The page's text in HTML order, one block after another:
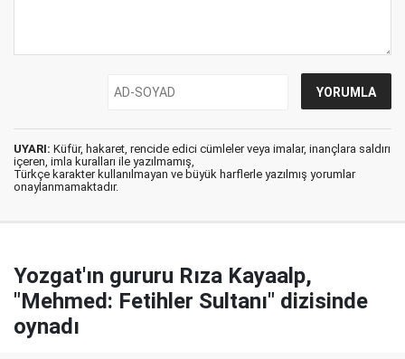
UYARI: Küfür, hakaret, rencide edici cümleler veya imalar, inançlara saldırı
içeren, imla kuralları ile yazılmamış,
Türkçe karakter kullanılmayan ve büyük harflerle yazılmış yorumlar
onaylanmamaktadır.
Yozgat'ın gururu Rıza Kayaalp,
"Mehmed: Fetihler Sultanı" dizisinde
oynadı